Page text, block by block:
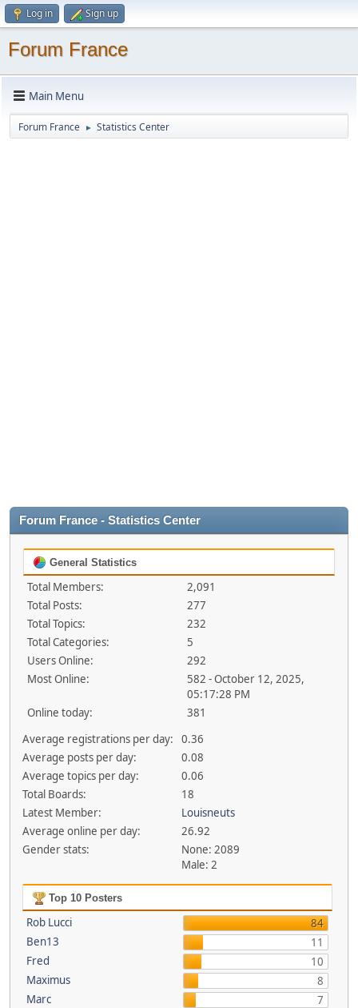
Log in Sign up
Forum France
Main Menu
Forum France ► Statistics Center
Forum France - Statistics Center
General Statistics
Total Members:
2,091
Total Posts:
277
Total Topics:
232
Total Categories:
5
Users Online:
292
Most Online:
582 - October 12, 2025,
05:17:28 PM
Online today:
381
Average registrations per day:
0.36
Average posts per day:
0.08
Average topics per day:
0.06
Total Boards:
18
Latest Member:
Louisneuts
Average online per day:
26.92
Gender stats:
None: 2089
Male: 2
Top 10 Posters
Rob Lucci
84
Ben13
11
Fred
10
Maximus
8
Marc
7